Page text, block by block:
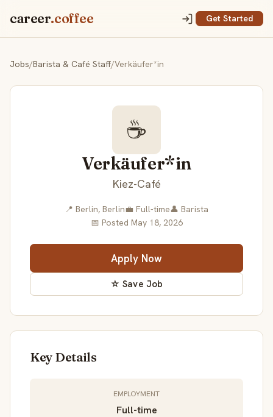
career.coffee Get Started
Jobs/Barista & Café Staff/Verkäufer*in
☕
Verkäufer*in
Kiez-Café
📍 Berlin, Berlin💼 Full-time👤 Barista
📅 Posted May 18, 2026
Apply Now
☆ Save Job
Key Details
EMPLOYMENT
Full-time